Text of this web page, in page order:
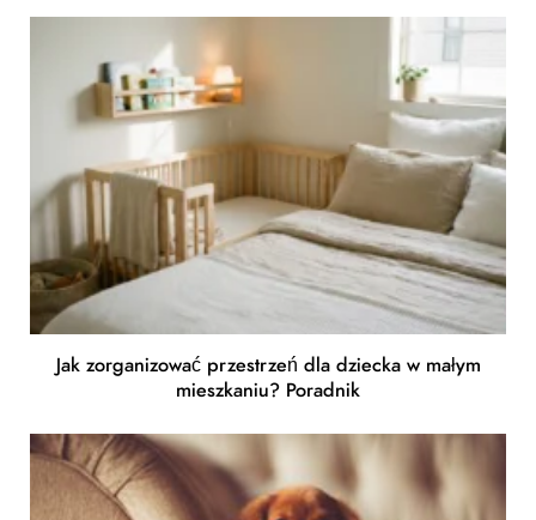
Jak zorganizować przestrzeń dla dziecka w małym
mieszkaniu? Poradnik